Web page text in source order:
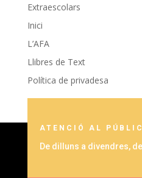
Extraescolars
Inici
L’AFA
Llibres de Text
Política de privadesa
ATENCIÓ AL PÚBLIC
De dilluns a divendres,